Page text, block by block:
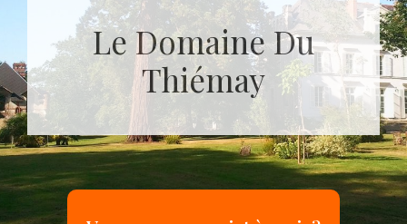
Le Domaine Du
Thiémay